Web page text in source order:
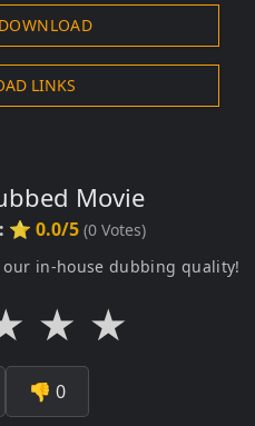
LINKS
Movie
⭐ 0.0/5 (0 Votes)
in-house dubbing quality!
★ ★
👎 0